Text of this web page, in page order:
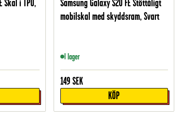
Skal i TPU,
Samsung Galaxy S20 FE Stöttåligt
mobilskal med skyddsram, Svart
I lager
149 SEK
KÖP